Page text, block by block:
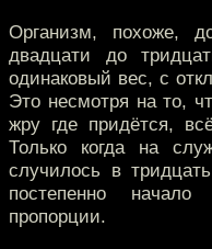
Организм, похоже,
двадцати до
одинаковый вес, с
Это несмотря на то,
жру где придётся,
Только когда на
случилось в
постепенно начало
пропорции.